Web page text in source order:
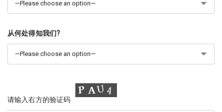
从何处得知我们?
请输入右方的验证码